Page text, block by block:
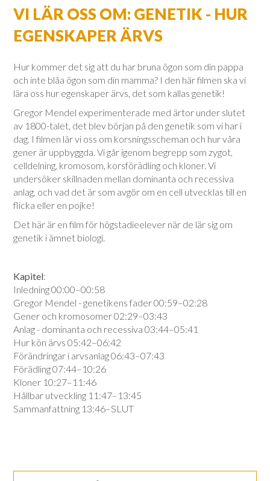
VI LÄR OSS OM: GENETIK - HUR
EGENSKAPER ÄRVS
Hur kommer det sig att du har bruna ögon som din pappa
och inte blåa ögon som din mamma? I den här filmen ska vi
lära oss hur egenskaper ärvs, det som kallas genetik!
Gregor Mendel experimenterade med ärtor under slutet
av 1800-talet, det blev början på den genetik som vi har i
dag. I filmen lär vi oss om korsningsscheman och hur våra
gener är uppbyggda. Vi går igenom begrepp som zygot,
celldelning, kromosom, korsförädling och kloner. Vi
undersöker skillnaden mellan dominanta och recessiva
anlag, och vad det är som avgör om en cell utvecklas till en
flicka eller en pojke!
Det här är en film för högstadieelever när de lär sig om
genetik i ämnet biologi.
Kapitel:
Inledning 00:00–00:58
Gregor Mendel - genetikens fader 00:59–02:28
Gener och kromosomer 02:29–03:43
Anlag - dominanta och recessiva 03:44–05:41
Hur kön ärvs 05:42–06:42
Förändringar i arvsanlag 06:43–07:43
Förädling 07:44–10:26
Kloner 10:27–11:46
Hållbar utveckling 11:47–13:45
Sammanfattning 13:46–SLUT